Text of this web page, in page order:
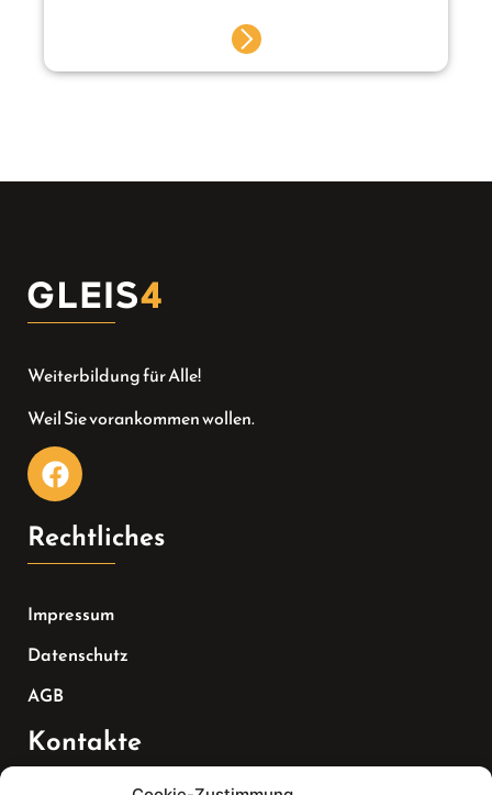
Weiterbildung für Alle!
Weil Sie vorankommen wollen.
Rechtliches
Impressum
Datenschutz
AGB
Kontakte